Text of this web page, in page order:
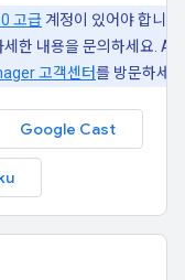
고급 계정이 있어야 합니다.
한 내용을 문의하세요. Ad
고객센터를 방문하세
Google Cast